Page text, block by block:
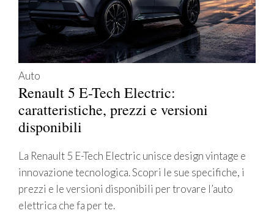
Auto
Renault 5 E-Tech Electric:
caratteristiche, prezzi e versioni
disponibili
La Renault 5 E-Tech Electric unisce design vintage e
innovazione tecnologica. Scopri le sue specifiche, i
prezzi e le versioni disponibili per trovare l’auto
elettrica che fa per te.